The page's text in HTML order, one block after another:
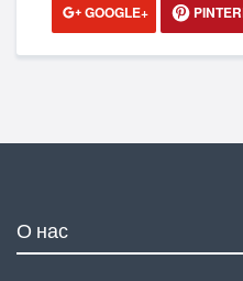
GOOGLE+
О нас